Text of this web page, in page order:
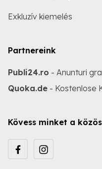
Exkluzív kiemelés
Partnereink
Publi24.ro - Anunturi
Quoka.de - Kostenlose
Kövess minket a